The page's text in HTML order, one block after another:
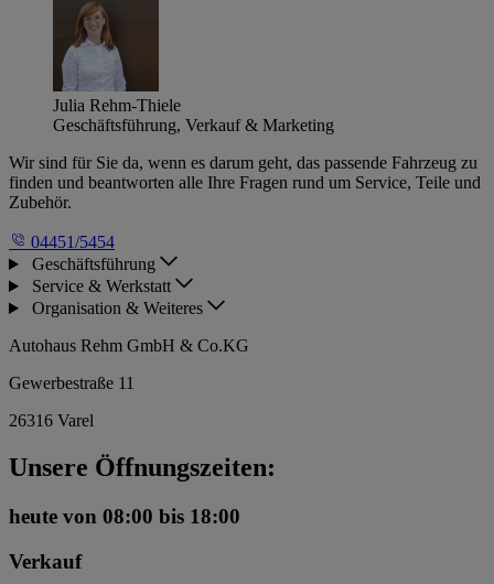
Julia Rehm-Thiele
Geschäftsführung, Verkauf & Marketing
Wir sind für Sie da, wenn es darum geht, das passende Fahrzeug zu
finden und beantworten alle Ihre Fragen rund um Service, Teile und
Zubehör.
04451/5454
Geschäftsführung
Service & Werkstatt
Organisation & Weiteres
Autohaus Rehm GmbH & Co.KG
Gewerbestraße 11
26316 Varel
Unsere Öffnungszeiten:
heute von 08:00 bis 18:00
Verkauf